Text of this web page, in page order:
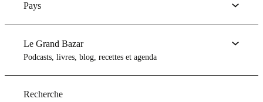
Pays
Le Grand Bazar
Podcasts, livres, blog, recettes et agenda
Recherche